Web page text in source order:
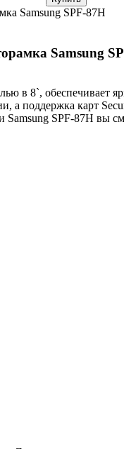
Samsung SPF-87H
Samsung
в 8`, обеспечивает
а поддержка карт
SPF-87H вы